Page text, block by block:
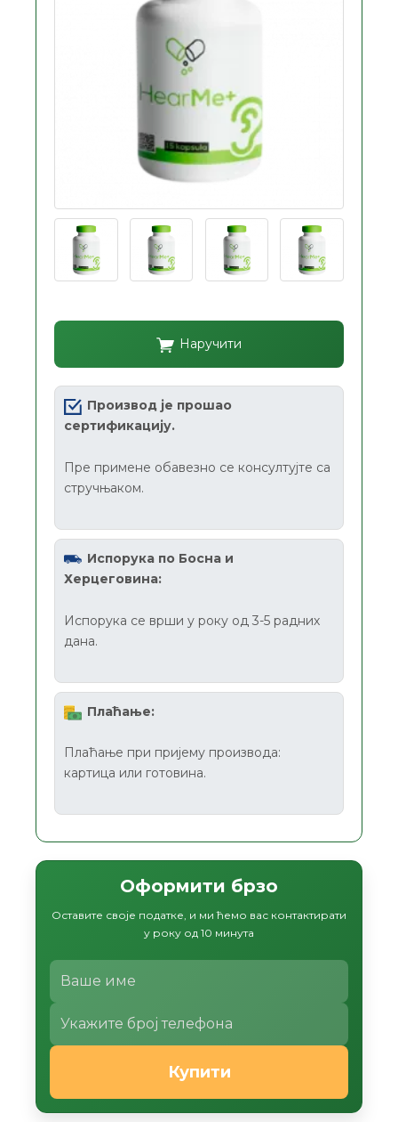
Наручити
Производ је прошао
сертификацију.
Пре примене обавезно се консултујте са
стручњаком.
Испорука по Босна и
Херцеговина:
Испорука се врши у року од 3-5 радних
дана.
Плаћање:
Плаћање при пријему производа:
картица или готовина.
Оформити брзо
Оставите своје податке, и ми ћемо вас контактирати
у року од 10 минута
Купити